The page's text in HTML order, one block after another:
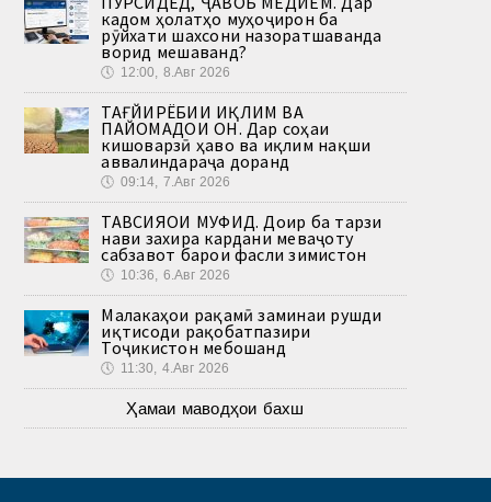
кадом ҳолатҳо муҳоҷирон ба
рӯйхати шахсони назоратшаванда
ворид мешаванд?
🕔 12:00, 8.Авг 2026
ТАҒЙИРЁБИИ ИҚЛИМ ВА
ПАЙОМАДҲОИ ОН. Дар соҳаи
кишоварзӣ ҳаво ва иқлим нақши
аввалиндараҷа доранд
🕔 09:14, 7.Авг 2026
ТАВСИЯҲОИ МУФИД. Доир ба тарзи
нави захира кардани меваҷоту
сабзавот барои фасли зимистон
🕔 10:36, 6.Авг 2026
Малакаҳои рақамӣ заминаи рушди
иқтисоди рақобатпазири
Тоҷикистон мебошанд
🕔 11:30, 4.Авг 2026
Ҳамаи маводҳои бахш